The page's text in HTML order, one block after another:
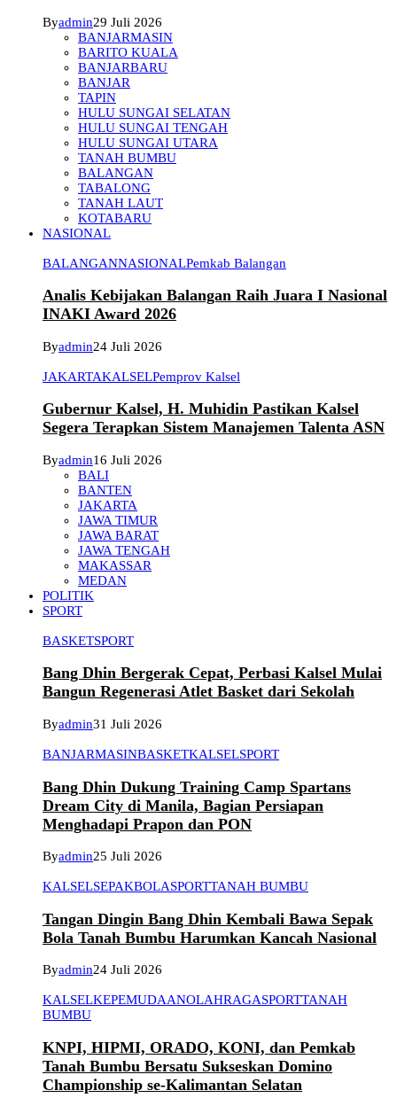
Byadmin29 Juli 2026
BANJARMASIN
BARITO KUALA
BANJARBARU
BANJAR
TAPIN
HULU SUNGAI SELATAN
HULU SUNGAI TENGAH
HULU SUNGAI UTARA
TANAH BUMBU
BALANGAN
TABALONG
TANAH LAUT
KOTABARU
NASIONAL
BALANGANNASIONALPemkab Balangan
Analis Kebijakan Balangan Raih Juara I Nasional
INAKI Award 2026
Byadmin24 Juli 2026
JAKARTAKALSELPemprov Kalsel
Gubernur Kalsel, H. Muhidin Pastikan Kalsel
Segera Terapkan Sistem Manajemen Talenta ASN
Byadmin16 Juli 2026
BALI
BANTEN
JAKARTA
JAWA TIMUR
JAWA BARAT
JAWA TENGAH
MAKASSAR
MEDAN
POLITIK
SPORT
BASKETSPORT
Bang Dhin Bergerak Cepat, Perbasi Kalsel Mulai
Bangun Regenerasi Atlet Basket dari Sekolah
Byadmin31 Juli 2026
BANJARMASINBASKETKALSELSPORT
Bang Dhin Dukung Training Camp Spartans
Dream City di Manila, Bagian Persiapan
Menghadapi Prapon dan PON
Byadmin25 Juli 2026
KALSELSEPAKBOLASPORTTANAH BUMBU
Tangan Dingin Bang Dhin Kembali Bawa Sepak
Bola Tanah Bumbu Harumkan Kancah Nasional
Byadmin24 Juli 2026
KALSELKEPEMUDAANOLAHRAGASPORTTANAH
BUMBU
KNPI, HIPMI, ORADO, KONI, dan Pemkab
Tanah Bumbu Bersatu Sukseskan Domino
Championship se-Kalimantan Selatan